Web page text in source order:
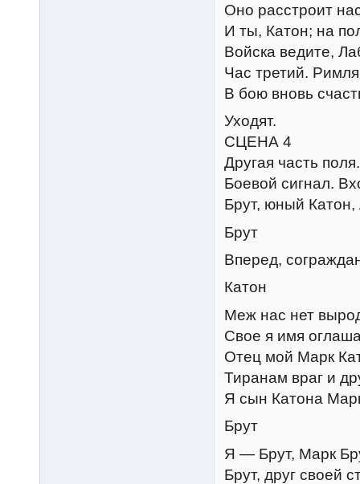
Оно расстроит
И ты, Катон; на
Войска ведите,
Час третий.
В бою вновь
Уходят.
СЦЕНА 4
Другая часть поля.
Боевой сигнал.
Брут, юный Катон,
Брут
Вперед,
Катон
Меж нас нет
Свое я имя
Отец мой Марк
Тиранам враг и
Я сын Катона
Брут
Я — Брут, Марк
Брут, друг своей